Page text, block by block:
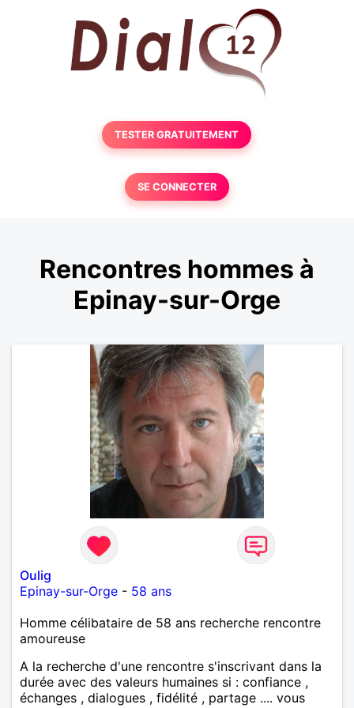
TESTER GRATUITEMENT
SE CONNECTER
Rencontres hommes à
Epinay-sur-Orge
Oulig
Epinay-sur-Orge - 58 ans
Homme célibataire de 58 ans recherche rencontre
amoureuse
A la recherche d'une rencontre s'inscrivant dans la
durée avec des valeurs humaines si : confiance ,
échanges , dialogues , fidélité , partage .... vous